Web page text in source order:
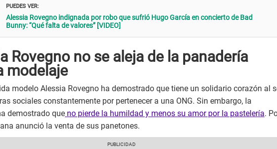
PUEDES VER:
Alessia Rovegno indignada por robo que sufrió Hugo García en concierto de Bad
Bunny: “Qué falta de valores” [VIDEO]
Rovegno no se aleja de la panadería
modelaje
modelo Alessia Rovegno ha demostrado que tiene un solidario corazón al
sociales constantemente por pertenecer a una ONG. Sin embargo, la
demostrado que no pierde la humildad y menos su amor por la pastelería.
anunció la venta de sus panetones.